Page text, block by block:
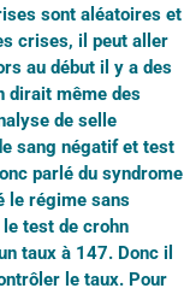
sont aléatoires et
crises, il peut aller
au début il y a des
dirait même des
de selle
sang négatif et test
parlé du syndrome
le régime sans
test de crohn
taux à 147. Donc il
le taux. Pour